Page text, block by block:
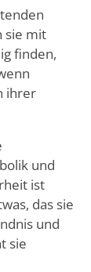
sie mit
finden,
ihrer
und
ist
das sie
und
sie